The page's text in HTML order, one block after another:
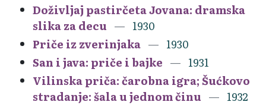
Doživljaj pastirčeta Jovana: dramska
slika za decu
1930
Priče iz zverinjaka
1930
San i java: priče i bajke
1931
Vilinska priča: čarobna igra; Šućkovo
stradanje: šala u jednom činu
1932